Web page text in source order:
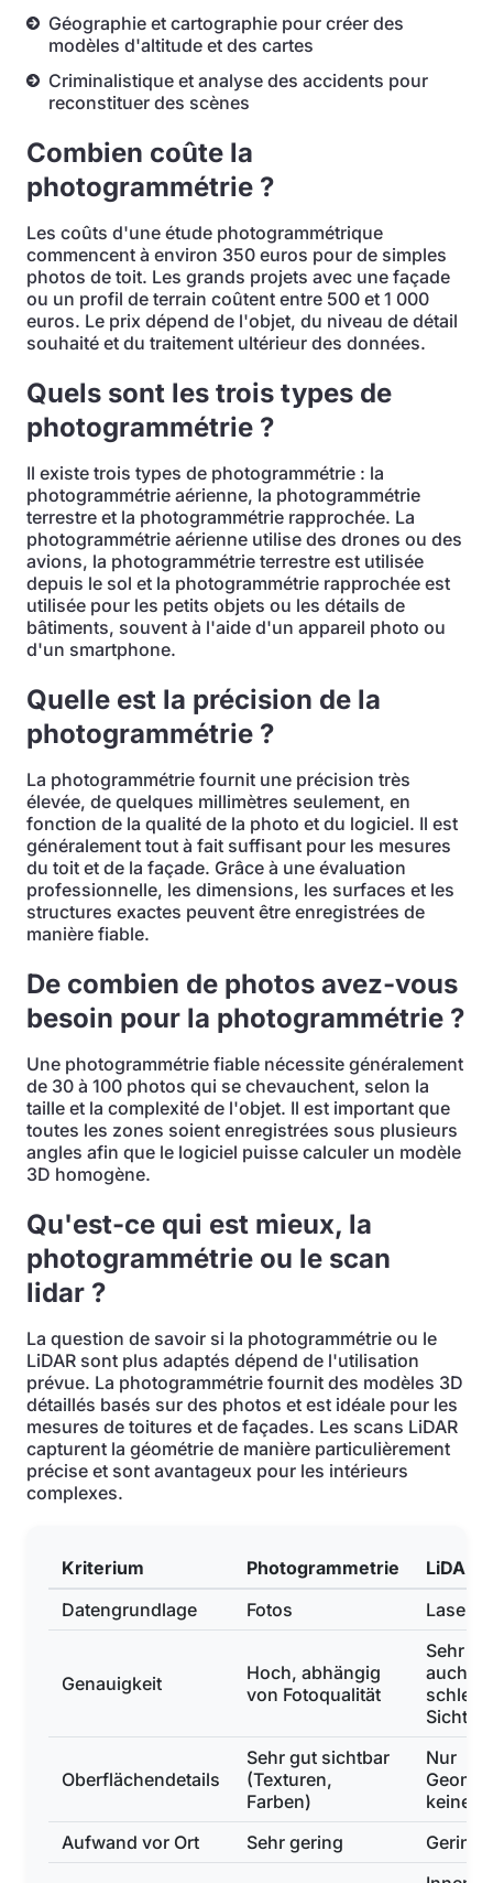
Géographie et cartographie pour créer des
modèles d'altitude et des cartes
Criminalistique et analyse des accidents pour
reconstituer des scènes
Combien coûte la
photogrammétrie ?
Les coûts d'une étude photogrammétrique
commencent à environ 350 euros pour de simples
photos de toit. Les grands projets avec une façade
ou un profil de terrain coûtent entre 500 et 1 000
euros. Le prix dépend de l'objet, du niveau de détail
souhaité et du traitement ultérieur des données.
Quels sont les trois types de
photogrammétrie ?
Il existe trois types de photogrammétrie : la
photogrammétrie aérienne, la photogrammétrie
terrestre et la photogrammétrie rapprochée. La
photogrammétrie aérienne utilise des drones ou des
avions, la photogrammétrie terrestre est utilisée
depuis le sol et la photogrammétrie rapprochée est
utilisée pour les petits objets ou les détails de
bâtiments, souvent à l'aide d'un appareil photo ou
d'un smartphone.
Quelle est la précision de la
photogrammétrie ?
La photogrammétrie fournit une précision très
élevée, de quelques millimètres seulement, en
fonction de la qualité de la photo et du logiciel. Il est
généralement tout à fait suffisant pour les mesures
du toit et de la façade. Grâce à une évaluation
professionnelle, les dimensions, les surfaces et les
structures exactes peuvent être enregistrées de
manière fiable.
De combien de photos avez-vous
besoin pour la photogrammétrie ?
Une photogrammétrie fiable nécessite généralement
de 30 à 100 photos qui se chevauchent, selon la
taille et la complexité de l'objet. Il est important que
toutes les zones soient enregistrées sous plusieurs
angles afin que le logiciel puisse calculer un modèle
3D homogène.
Qu'est-ce qui est mieux, la
photogrammétrie ou le scan
lidar ?
La question de savoir si la photogrammétrie ou le
LiDAR sont plus adaptés dépend de l'utilisation
prévue. La photogrammétrie fournit des modèles 3D
détaillés basés sur des photos et est idéale pour les
mesures de toitures et de façades. Les scans LiDAR
capturent la géométrie de manière particulièrement
précise et sont avantageux pour les intérieurs
complexes.
Kriterium Photogrammetrie
LiDAR-
Datengrundlage
Fotos
Genauigkeit
Hoch, abhängig
von Fotoqualität
Sehr
auch
Sicht
Oberflächendetails
Sehr gut sichtbar
(Texturen,
Farben)
Nur
keine
Aufwand vor Ort
Sehr gering
Gering